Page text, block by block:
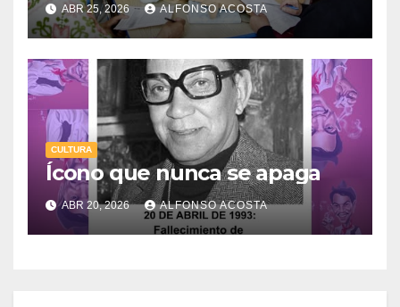
ABR 25, 2026 ALFONSO ACOSTA
CULTURA
Ícono que nunca se apaga
ABR 20, 2026 ALFONSO ACOSTA